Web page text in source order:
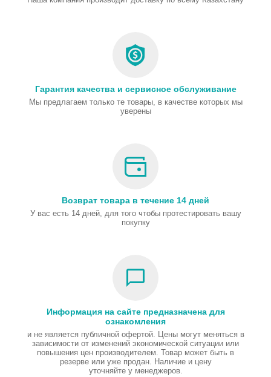
Гарантия качества и сервисное обслуживание
Мы предлагаем только те товары, в качестве которых мы
уверены
Возврат товара в течение 14 дней
У вас есть 14 дней, для того чтобы протестировать вашу
покупку
Информация на сайте предназначена для
ознакомления
и не является публичной офертой. Цены могут меняться в
зависимости от изменений экономической ситуации или
повышения цен производителем. Товар может быть в
резерве или уже продан. Наличие и цену
уточняйте у менеджеров.